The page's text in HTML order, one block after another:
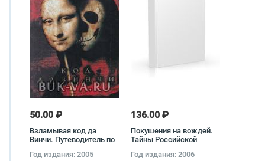
50.00 ₽
Взламывая код да
Винчи. Путеводитель по
Брауна Саймон Кокс
Год издания: 2005
136.00 ₽
Покушения на вождей.
Тайны Российской
Курбатов
Год издания: 2006